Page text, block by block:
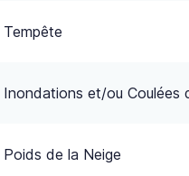
Tempête
Inondations et/ou Coulées
Poids de la Neige